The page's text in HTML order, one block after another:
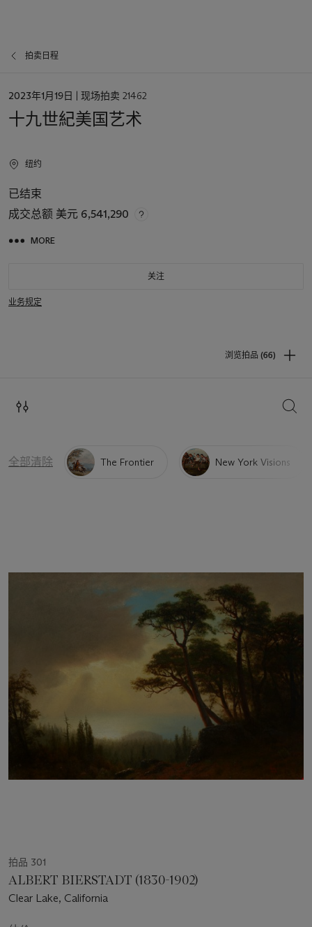
拍卖日程
日
2023年1月19日 | 现场拍卖 21462
十九世紀美国艺术
纽约
已结束
成交总额 美元 6,541,290
MORE
关注
业务规定
浏览拍品 (66)
搜索
全部清除 The Frontier New York Visions
拍品 301
ALBERT BIERSTADT (1830-1902)
Clear Lake, California